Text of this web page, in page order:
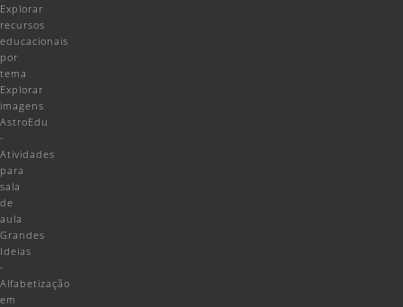
Explorar
recursos
educacionais
por
tema
Explorar
imagens
AstroEdu
-
Atividades
para
sala
de
aula
Grandes
Ideias
-
Alfabetização
em